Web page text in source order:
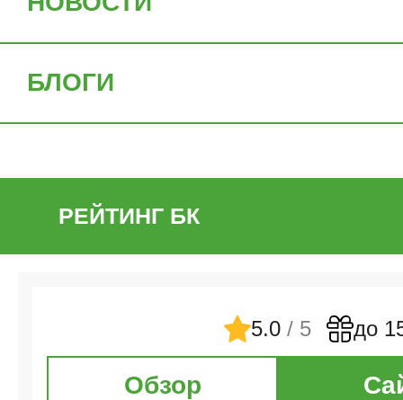
БЛОГИ
РЕЙТИНГ БК
5.0 / 5 до
Обзор